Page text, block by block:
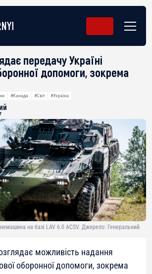
передачу Україні
допомоги, зокрема
#Канада #Світ #Україна
на базі LAV 6.0 ACSV. Джерело: Генеральний
можливість надання
оборонної допомоги, зокрема